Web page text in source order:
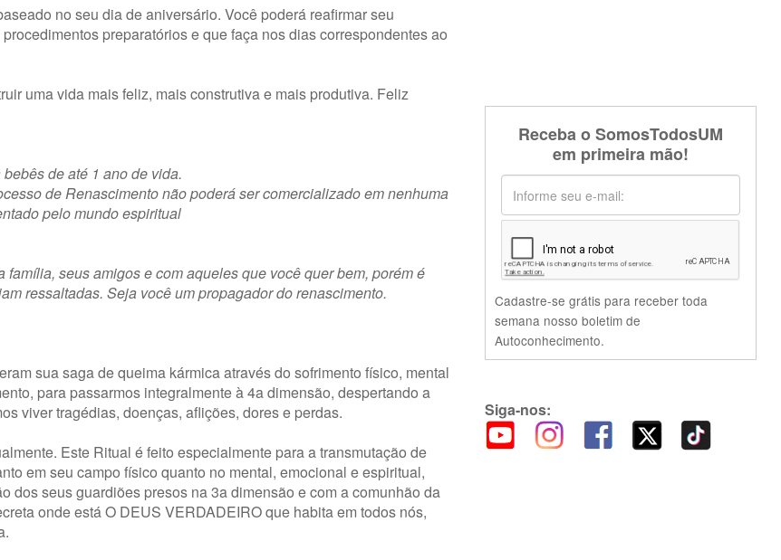
no seu dia de aniversário. Você poderá reafirmar seu
preparatórios e que faça nos dias correspondentes ao
uma vida mais feliz, mais construtiva e mais produtiva. Feliz
de até 1 ano de vida.
de Renascimento não poderá ser comercializado em nenhuma
pelo mundo espiritual
seus amigos e com aqueles que você quer bem, porém é
ressaltadas. Seja você um propagador do renascimento.
sua saga de queima kármica através do sofrimento físico, mental
para passarmos integralmente à 4a dimensão, despertando a
viver tragédias, doenças, aflições, dores e perdas.
Este Ritual é feito especialmente para a transmutação de
em seu campo físico quanto no mental, emocional e espiritual,
dos seus guardiões presos na 3a dimensão e com a comunhão da
onde está O DEUS VERDADEIRO que habita em todos nós,
Receba o SomosTodosUM
em primeira mão!
Cadastre-se grátis para receber toda
semana nosso boletim de
Autoconhecimento.
Siga-nos: